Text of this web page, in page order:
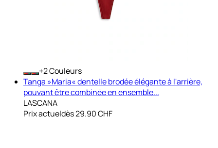
+ Couleurs
Tanga »Maria« dentelle brodée élégante à l'arrière,
pouvant être combinée en ensemble...
LASCANA
Prix actueldès29.90 CHF